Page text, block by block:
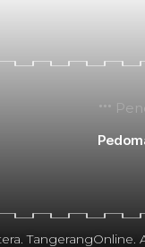
TangerangOnline.